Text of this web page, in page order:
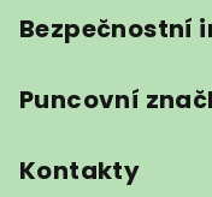
Bezpečnostní
Puncovní
Kontakty